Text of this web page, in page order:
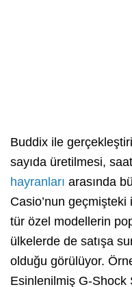
Buddix ile
sayıda üretilmesi,
hayranları arasında
Casio’nun geçmişteki
tür özel modellerin
ülkelerde de satışa
olduğu görülüyor.
Esinlenilmiş G-Shock